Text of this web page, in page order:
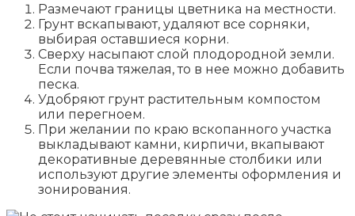
Размечают границы цветника на местности.
Грунт вскапывают, удаляют все сорняки,
выбирая оставшиеся корни.
Сверху насыпают слой плодородной земли.
Если почва тяжелая, то в нее можно добавить
песка.
Удобряют грунт растительным компостом
или перегноем.
При желании по краю вскопанного участка
выкладывают камни, кирпичи, вкапывают
декоративные деревянные столбики или
используют другие элементы оформления и
зонирования.